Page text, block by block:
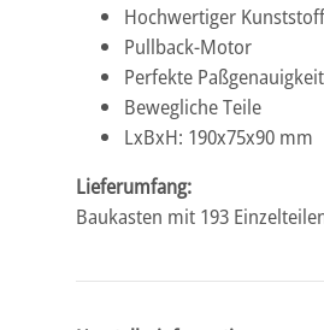
Hochwertiger
Pullback-Motor
Perfekte Paßgenauigkeit
Bewegliche Teile
LxBxH: 190x75x90 mm
Lieferumfang:
Baukasten mit 193